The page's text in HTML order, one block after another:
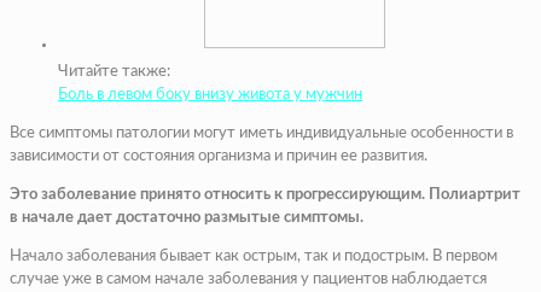
Читайте также:
Боль в левом боку внизу живота у мужчин
Все симптомы патологии могут иметь индивидуальные особенности в
зависимости от состояния организма и причин ее развития.
Это заболевание принято относить к прогрессирующим. Полиартрит
в начале дает достаточно размытые симптомы.
Начало заболевания бывает как острым, так и подострым. В первом
случае уже в самом начале заболевания у пациентов наблюдается